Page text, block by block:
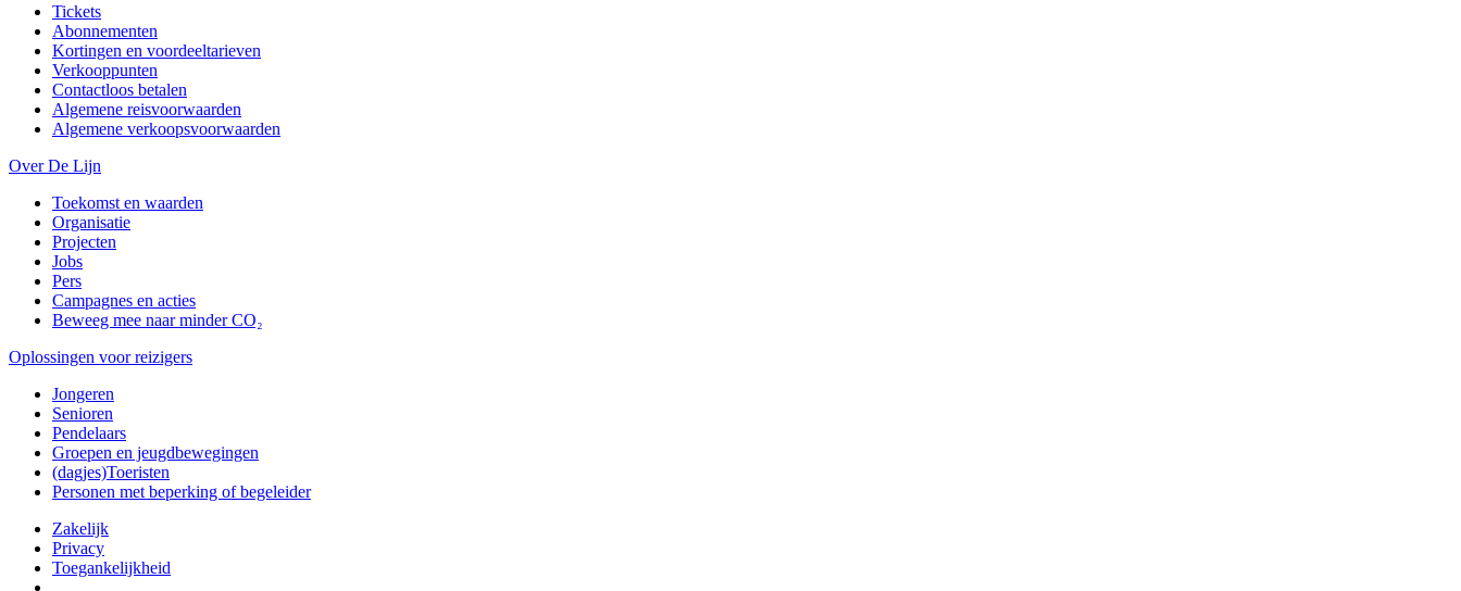
Tickets
Abonnementen
Kortingen en voordeeltarieven
Verkooppunten
Contactloos betalen
Algemene reisvoorwaarden
Algemene verkoopsvoorwaarden
Over De Lijn
Toekomst en waarden
Organisatie
Projecten
Jobs
Pers
Campagnes en acties
Beweeg mee naar minder CO₂
Oplossingen voor reizigers
Jongeren
Senioren
Pendelaars
Groepen en jeugdbewegingen
(dagjes)Toeristen
Personen met beperking of begeleider
Zakelijk
Privacy
Toegankelijkheid